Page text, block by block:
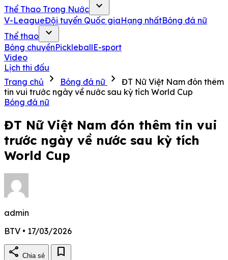
Thể Thao Trong Nước
expand_more
V-LeagueĐội tuyển Quốc giaHạng nhấtBóng đá nữ
Thể thao
expand_more
Bóng chuyềnPickleballE-sport
Video
Lịch thi đấu
Trang chủ
chevron_right Bóng đá nữ chevron_right ĐT Nữ Việt Nam đón thêm
tin vui trước ngày về nước sau kỳ tích World Cup
Bóng đá nữ
ĐT Nữ Việt Nam đón thêm tin vui
trước ngày về nước sau kỳ tích
World Cup
admin
BTV • 17/03/2026
share Chia sẻ bookmark